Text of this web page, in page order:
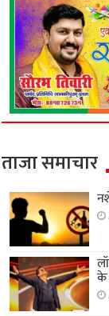
ताजा समाचार
के